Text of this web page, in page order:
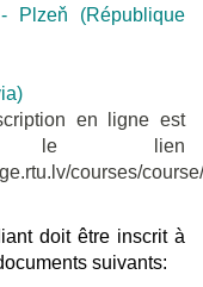
Plzeň (République
en ligne est
le lien
courses/
doit être inscrit à
suivants: